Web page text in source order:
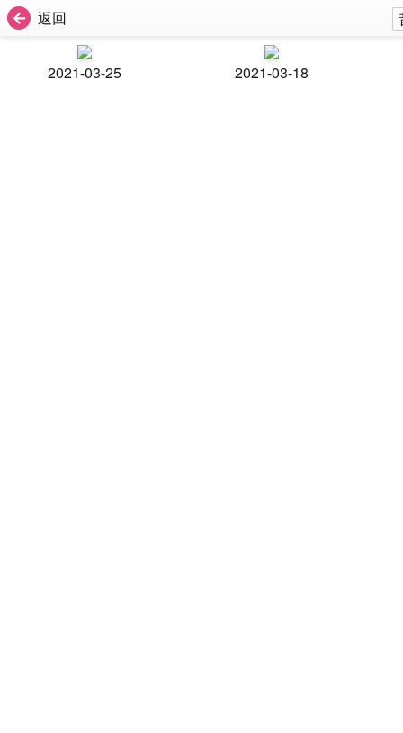
返回
2021-03-25 2021-03-18